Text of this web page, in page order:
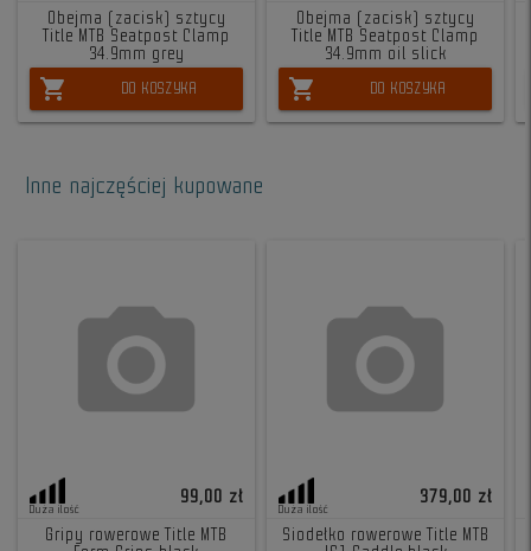
Obejma (zacisk) sztycy
Title MTB Seatpost Clamp
34.9mm grey
shopping_cart DO KOSZYKA
Obejma (zacisk) sztycy
Title MTB Seatpost Clamp
34.9mm oil slick
shopping_cart DO KOSZYKA
Inne najczęściej kupowane
Duża ilość
99,00 zł
Gripy rowerowe Title MTB
Duża ilość
379,00 zł
Siodełko rowerowe Title MTB